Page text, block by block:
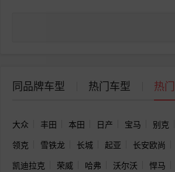
同品牌车型 热门车型 热
大众 丰田 本田 日产 宝马 别克
领克
雪铁龙 长城 起亚 长安欧尚
凯迪拉克
荣威 哈弗 沃尔沃 悍马